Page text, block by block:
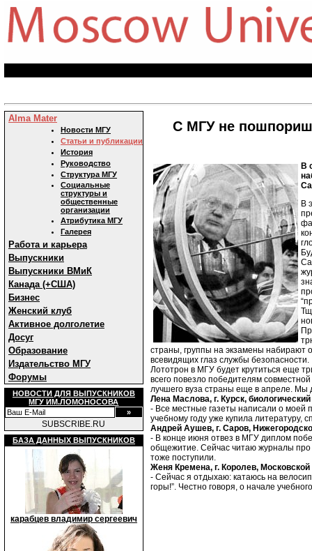
Alma Mater
Новости МГУ
Статьи и публикации
История
Руководство
Структура МГУ
Социальные
структуры и
общественные
организации
Атрибутика МГУ
Галерея
Работа и карьера
Выпускники
Выпускники ВМиК
Канада (+США)
Бизнес
Женский клуб
Активное долголетие
Досуг
Образование
Издательство МГУ
Форумы
НОВОСТИ ДЛЯ ВЫПУСКНИКОВ
МГУ ИМ.ЛОМОНОСОВА
SUBSCRIBE.RU
БАЗА ДАННЫХ ВЫПУСКНИКОВ
карабцев владимир сергеевич
С МГУ не
В
В
страны, группы на экзамены набирают
всевидящих глаз службы безопасности.
Лототрон в МГУ будет крутиться еще
всего повезло победителям
лучшего вуза страны еще в апреле. Мы
Лена Маслова, г. Курск,
- Все местные газеты написали о моей
учебному году уже купила литературу,
Андрей Аушев, г. Саров,
- В конце июня отвез в МГУ диплом
общежитие. Сейчас читаю журналы про
тоже поступили.
Женя Кремена, г. Королев,
- Сейчас я отдыхаю: катаюсь на
горы!”. Честно говоря, о начале